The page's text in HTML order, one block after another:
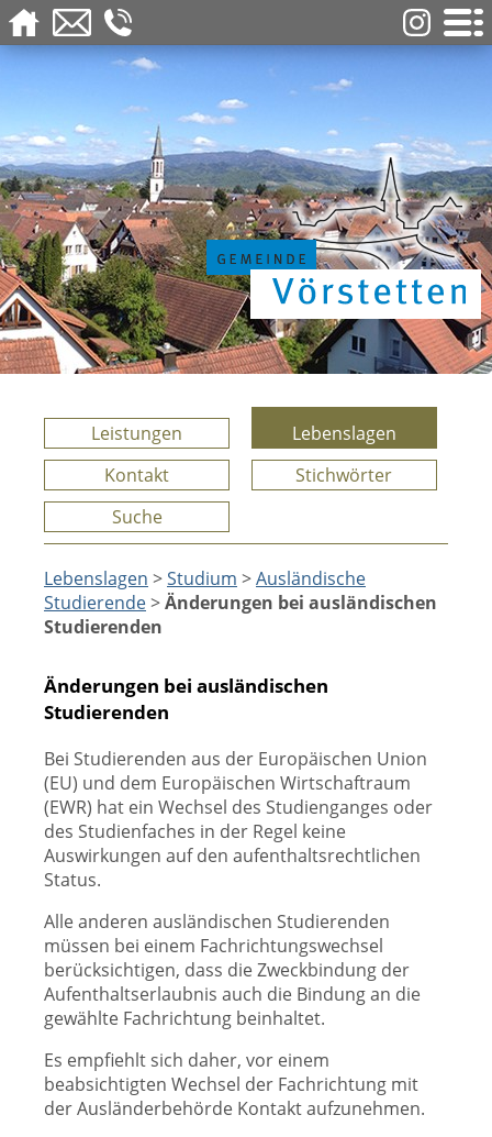
Leistungen
Lebenslagen
Kontakt
Stichwörter
Suche
Lebenslagen >Studium >Ausländische
Studierende>Änderungen bei ausländischen
Studierenden
Änderungen bei ausländischen
Studierenden
Bei Studierenden aus der Europäischen Union
(EU) und dem Europäischen Wirtschaftraum
(EWR) hat ein Wechsel des Studienganges oder
des Studienfaches in der Regel keine
Auswirkungen auf den aufenthaltsrechtlichen
Status.
Alle anderen ausländischen Studierenden
müssen bei einem Fachrichtungswechsel
berücksichtigen, dass die Zweckbindung der
Aufenthaltserlaubnis auch die Bindung an die
gewählte Fachrichtung beinhaltet.
Es empfiehlt sich daher, vor einem
beabsichtigten Wechsel der Fachrichtung mit
der Ausländerbehörde Kontakt aufzunehmen.